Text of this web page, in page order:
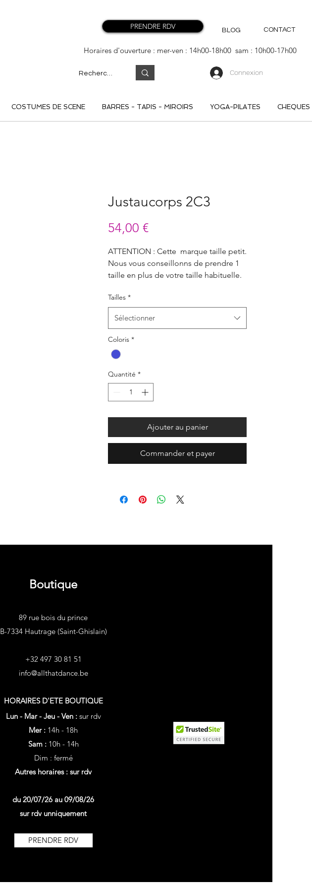
PRENDRE RDV BLOG CONTACT
Horaires d'ouverture : mer-ven : 14h00-18h00 sam : 10h00-17h00
Connexion
COSTUMES DE SCENE BARRES - TAPIS - MIROIRS YOGA-PILATES CHEQUES
Justaucorps 2C3
54,00 €Prix
ATTENTION : Cette marque taille petit.
Nous vous conseillonns de prendre 1
taille en plus de votre taille habituelle.
Tailles *
Sélectionner
Coloris *
Quantité *
Ajouter au panier
Commander et payer
Boutique
89 rue bois du prince
B-7334 Hautrage (Saint-Ghislain)
+32 497 30 81 51
info@allthatdance.be
HORAIRES D'ETE BOUTIQUE
Lun - Mar - Jeu - Ven : sur rdv
Mer : 14h - 18h
Sam : 10h - 14h
Dim : fermé
Autres horaires : sur rdv
du 20/07/26 au 09/08/26
sur rdv unniquement
PRENDRE RDV